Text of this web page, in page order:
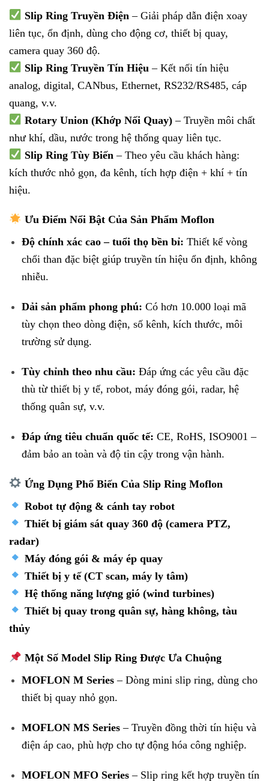
Slip Ring Truyền Điện – Giải pháp dẫn điện xoay
liên tục, ổn định, dùng cho động cơ, thiết bị quay,
camera quay 360 độ.
Slip Ring Truyền Tín Hiệu – Kết nối tín hiệu
analog, digital, CANbus, Ethernet, RS232/RS485, cáp
quang, v.v.
Rotary Union (Khớp Nối Quay)– Truyền môi chất
như khí, dầu, nước trong hệ thống quay liên tục.
Slip Ring Tùy Biến – Theo yêu cầu khách hàng:
kích thước nhỏ gọn, đa kênh, tích hợp điện + khí + tín
hiệu.
Ưu Điểm Nổi Bật Của Sản Phẩm Moflon
Độ chính xác cao – tuổi thọ bền bỉ: Thiết kế vòng
chổi than đặc biệt giúp truyền tín hiệu ổn định, không
nhiễu.
Dải sản phẩm phong phú: Có hơn 10.000 loại mã
tùy chọn theo dòng điện, số kênh, kích thước, môi
trường sử dụng.
Tùy chỉnh theo nhu cầu: Đáp ứng các yêu cầu đặc
thù từ thiết bị y tế, robot, máy đóng gói, radar, hệ
thống quân sự, v.v.
Đáp ứng tiêu chuẩn quốc tế: CE, RoHS, ISO9001 –
đảm bảo an toàn và độ tin cậy trong vận hành.
Ứng Dụng Phổ Biến Của Slip Ring Moflon
Robot tự động & cánh tay robot
Thiết bị giám sát quay 360 độ (camera PTZ,
radar)
Máy đóng gói & máy ép quay
Thiết bị y tế (CT scan, máy ly tâm)
Hệ thống năng lượng gió (wind turbines)
Thiết bị quay trong quân sự, hàng không, tàu
thủy
Một Số Model Slip Ring Được Ưa Chuộng
MOFLON M Series– Dòng mini slip ring, dùng cho
thiết bị quay nhỏ gọn.
MOFLON MS Series– Truyền đồng thời tín hiệu và
điện áp cao, phù hợp cho tự động hóa công nghiệp.
MOFLON MFO Series– Slip ring kết hợp truyền tín